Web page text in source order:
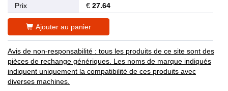
Prix
€ 27.64
Ajouter au panier
Avis de non-responsabilité : tous les produits de ce site sont des
pièces de rechange génériques. Les noms de marque indiqués
indiquent uniquement la compatibilité de ces produits avec
diverses machines.